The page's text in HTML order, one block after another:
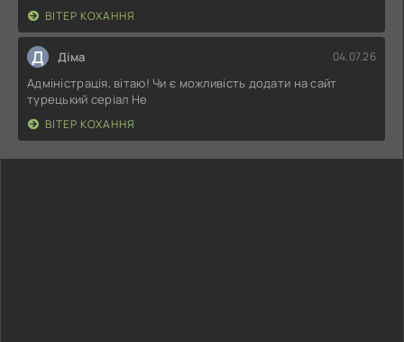
ВІТЕР КОХАННЯ
Д Діма 04.07.26
Адміністрація, вітаю! Чи є можливість додати на сайт
турецький серіал Не
ВІТЕР КОХАННЯ